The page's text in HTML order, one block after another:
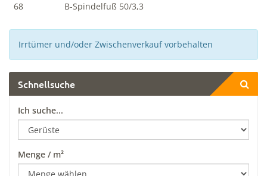
68
B-Spindelfuß 50/3,3
Irrtümer und/oder Zwischenverkauf vorbehalten
Schnellsuche
Ich suche...
Menge / m²